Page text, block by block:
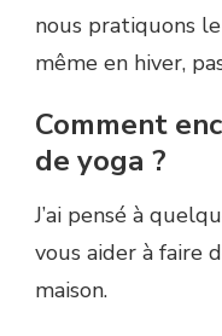
nous pratiquons
même en hiver,
Comment
de yoga ?
J’ai pensé à
vous aider à faire
maison.